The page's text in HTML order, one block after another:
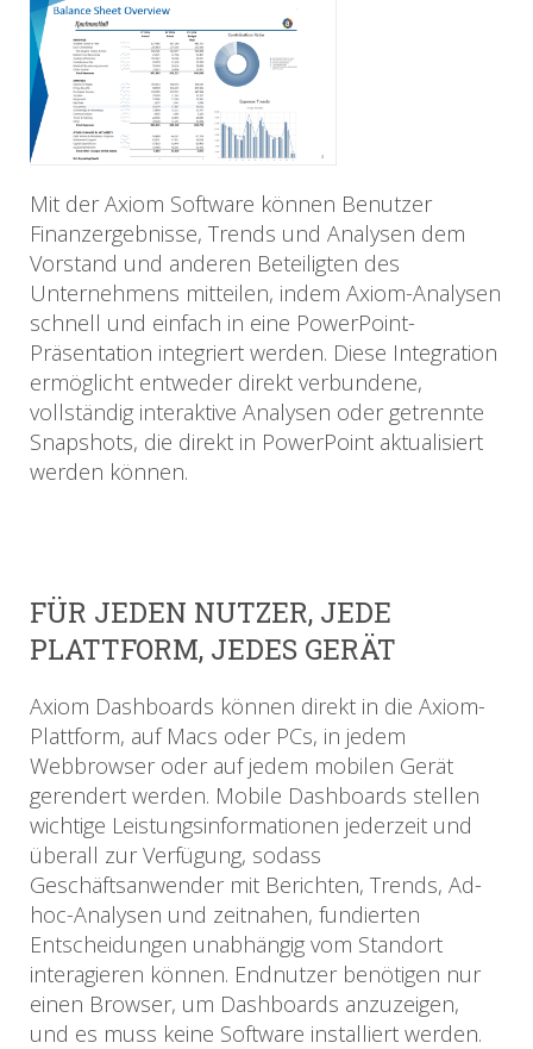
Mit der Axiom Software können Benutzer
Finanzergebnisse, Trends und Analysen dem
Vorstand und anderen Beteiligten des
Unternehmens mitteilen, indem Axiom-Analysen
schnell und einfach in eine PowerPoint-
Präsentation integriert werden. Diese Integration
ermöglicht entweder direkt verbundene,
vollständig interaktive Analysen oder getrennte
Snapshots, die direkt in PowerPoint aktualisiert
werden können.
FÜR JEDEN NUTZER, JEDE
PLATTFORM, JEDES GERÄT
Axiom Dashboards können direkt in die Axiom-
Plattform, auf Macs oder PCs, in jedem
Webbrowser oder auf jedem mobilen Gerät
gerendert werden. Mobile Dashboards stellen
wichtige Leistungsinformationen jederzeit und
überall zur Verfügung, sodass
Geschäftsanwender mit Berichten, Trends, Ad-
hoc-Analysen und zeitnahen, fundierten
Entscheidungen unabhängig vom Standort
interagieren können. Endnutzer benötigen nur
einen Browser, um Dashboards anzuzeigen,
und es muss keine Software installiert werden.